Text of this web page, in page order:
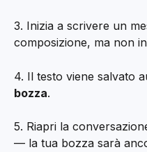
3. Inizia a scrivere un
composizione, ma non
4. Il testo viene salvato
bozza.
5. Riapri la
— la tua bozza sarà